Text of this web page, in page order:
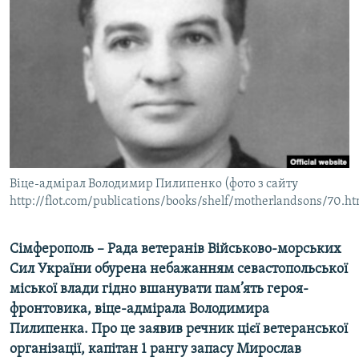
МУЛЬТИМЕДІА
РУС
УКР
ДОЛУЧАЙСЯ!
Віце-адмірал Володимир Пилипенко (фото з сайту
http://flot.com/publications/books/shelf/motherlandsons/
Сімферополь – Рада ветеранів Військово-морських
Сил України обурена небажанням севастопольської
міської влади гідно вшанувати пам’ять героя-
фронтовика, віце-адмірала Володимира
Пилипенка. Про це заявив речник цієї ветеранської
організації, капітан 1 рангу запасу Мирослав